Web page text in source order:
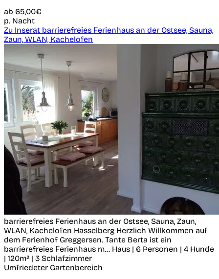
ab 65,00€
p. Nacht
Zu Inserat barrierefreies Ferienhaus an der Ostsee, Sauna,
Zaun, WLAN, Kachelofen
barrierefreies Ferienhaus an der Ostsee, Sauna, Zaun,
WLAN, Kachelofen Hasselberg Herzlich Willkommen auf
dem Ferienhof Greggersen. Tante Berta ist ein
barrierefreies Ferienhaus m... Haus | 6 Personen | 4 Hunde
| 120m² | 3 Schlafzimmer
Umfriedeter Gartenbereich